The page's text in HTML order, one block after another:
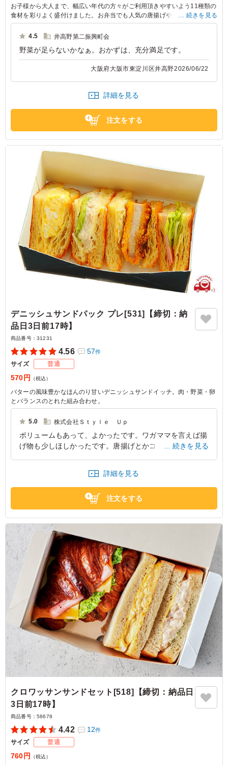
お子様から大人まで、幅広い年代の方々がご利用頂きやすいよう11種類の
食材を彩りよく盛付けました。お弁当でも人気の唐揚げやカニ爪クリーミ
ーフライ、スイーツ替わりのさつまいもレモン煮、お子様に人気のハンバ
ーグやウインナーなどをお薦め食材がぎっしり詰まったオードブルです。
※中サイズは5～6名様用です。
続きを見る
4.5 井高野第二振興町会
野菜が足らないかなぁ。おかずは、充分満足です。
大阪府大阪市東淀川区井高野2026/06/22
詳細を見る
注文をする
デニッシュサンドパック プレ[531]【締切：納
品日3日前17時】
商品番号： 31231
4.56 57件
サイズ 普通
570円 （税込）
バターの風味豊かなほんのり甘いデニッシュサンドイッチ。肉・野菜・卵
とバランスのとれた組み合わせ。
5.0 株式会社Ｓｔｙｌｅ Ｕｐ
ボリュームもあって、よかったです。ワガママを言えば揚
げ物も少しほしかったです。唐揚げとかコロッケなどあれ
大阪府大阪市生野区中川西2025/12/01
続きを見る
詳細を見る
注文をする
クロワッサンサンドセット[518]【締切：納品日
3日前17時】
商品番号： 58678
4.42 12件
サイズ 普通
760円 （税込）